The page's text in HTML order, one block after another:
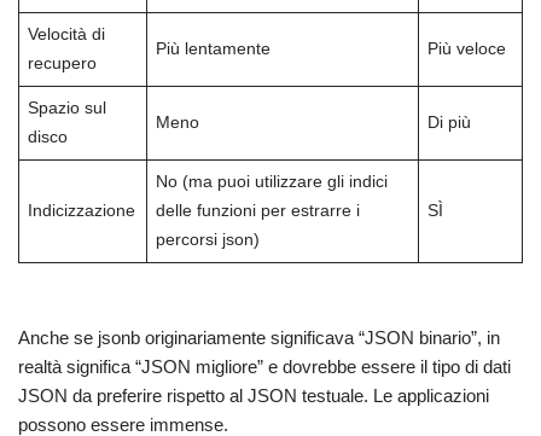
Velocità di
recupero
Più lentamente Più veloce
Spazio sul
disco
Meno Di più
Indicizzazione
No (ma puoi utilizzare gli indici
delle funzioni per estrarre i
percorsi json)
SÌ
Anche se jsonb originariamente significava “JSON binario”, in
realtà significa “JSON migliore” e dovrebbe essere il tipo di dati
JSON da preferire rispetto al JSON testuale. Le applicazioni
possono essere immense.